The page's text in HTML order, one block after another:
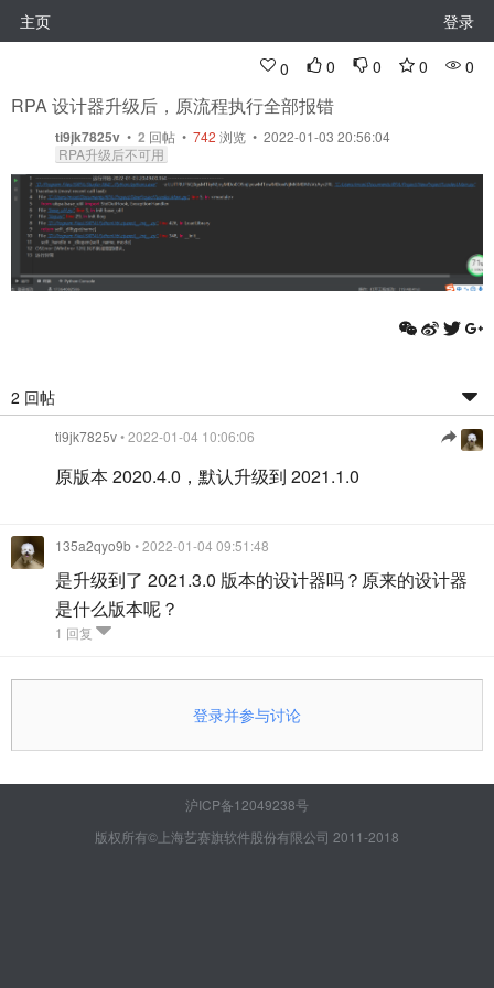
主页 登录
0 0 0 0 0
RPA 设计器升级后，原流程执行全部报错
ti9jk7825v • 2 回帖 • 742 浏览 • 2022-01-03 20:56:04
RPA升级后不可用
2 回帖
ti9jk7825v• 2022-01-04 10:06:06
原版本 2020.4.0，默认升级到 2021.1.0
135a2qyo9b• 2022-01-04 09:51:48
是升级到了 2021.3.0 版本的设计器吗？原来的设计器
是什么版本呢？
1 回复
登录并参与讨论
沪ICP备12049238号
版权所有©上海艺赛旗软件股份有限公司 2011-2018